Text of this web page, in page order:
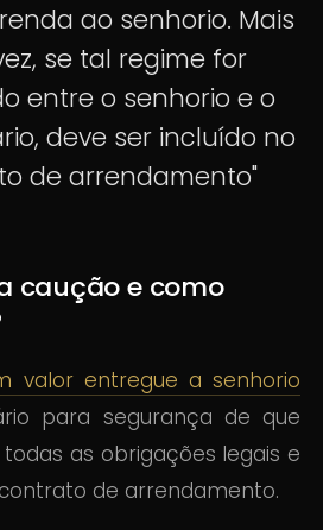
ao senhorio. Mais
se tal regime for
entre o senhorio e o
deve ser incluído no
de arrendamento"
caução e como
valor entregue a senhorio
para segurança de que
as obrigações legais e
de arrendamento.